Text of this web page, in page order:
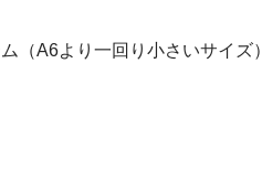
（A6より一回り小さいサイズ）